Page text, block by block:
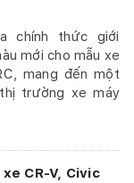
chính thức giới
mới cho mẫu xe
mang đến một
trường xe máy
CR-V, Civic